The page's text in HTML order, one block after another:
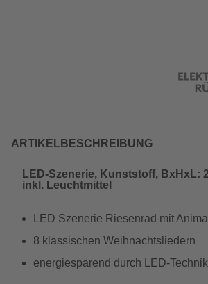
ARTIKELBESCHREIBUNG
LED-Szenerie, Kunststoff, BxHxL:
inkl. Leuchtmittel
LED Szenerie Riesenrad mit
8 klassischen Weihnachtsliedern
energiesparend durch LED-Technik